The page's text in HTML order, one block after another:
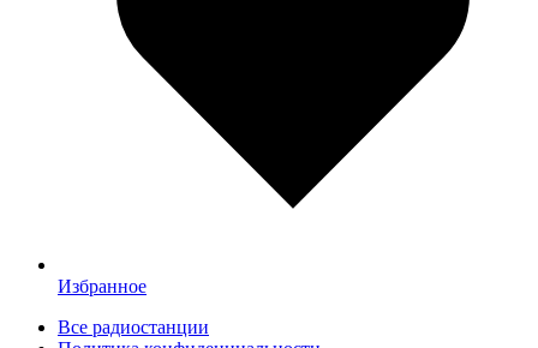
Избранное
Все радиостанции